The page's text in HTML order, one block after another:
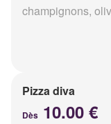
champignons,
Pizza diva
Dès 10.00 €